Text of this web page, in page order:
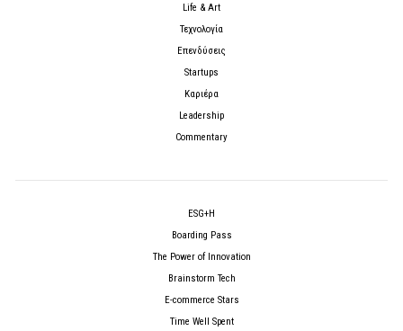
Life & Art
Τεχνολογία
Επενδύσεις
Startups
Καριέρα
Leadership
Commentary
ESG+H
Boarding Pass
The Power of Innovation
Brainstorm Tech
E-commerce Stars
Time Well Spent